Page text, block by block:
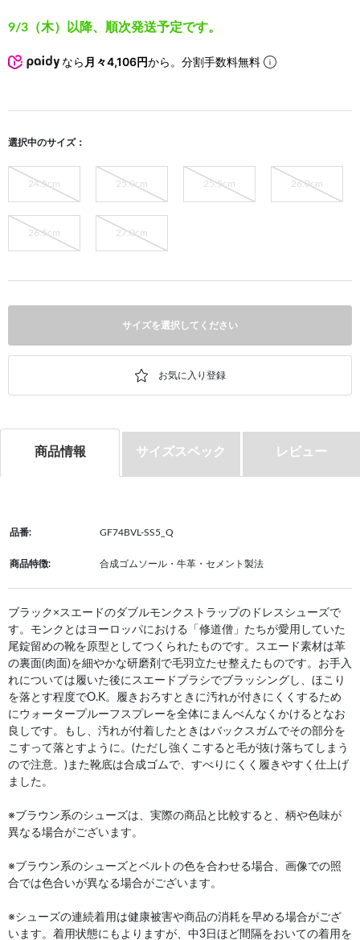
9/3（木）以降、順次発送予定です。
なら 月々4,106円から。分割手数料無料
選択中のサイズ：
24.5cm 25.0cm 25.5cm 26.0cm
26.5cm 27.0cm
サイズを選択してください
商品情報 サイズスペック レビュー
品番: GF74BVL-SS5_Q
商品特徴: 合成ゴムソール・牛革・セメント製法
ブラック×スエードのダブルモンクストラップのドレスシューズで
す。モンクとはヨーロッパにおける「修道僧」たちが愛用していた
尾錠留めの靴を原型としてつくられたものです。スエード素材は革
の裏面(肉面)を細やかな研磨剤で毛羽立たせ整えたものです。お手入
れについては履いた後にスエードブラシでブラッシングし、ほこり
を落とす程度でO.K。履きおろすときに汚れが付きにくくするため
にウォータープルーフスプレーを全体にまんべんなくかけるとなお
良しです。もし、汚れが付着したときはバックスガムでその部分を
こすって落とすように。(ただし強くこすると毛が抜け落ちてしまう
ので注意。)また靴底は合成ゴムで、すべりにくく履きやすく仕上げ
ました。
※ブラウン系のシューズは、実際の商品と比較すると、柄や色味が
異なる場合がございます。
※ブラウン系のシューズとベルトの色を合わせる場合、画像での照
合では色合いが異なる場合がございます。
※シューズの連続着用は健康被害や商品の消耗を早める場合がござ
います。着用状態にもよりますが、中3日ほど間隔をおいての着用を